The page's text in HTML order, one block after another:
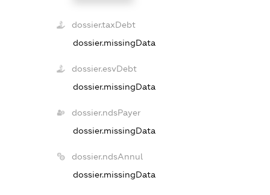
dossier.taxDebt
dossier.missingData
dossier.esvDebt
dossier.missingData
dossier.ndsPayer
dossier.missingData
dossier.ndsAnnul
dossier.missingData